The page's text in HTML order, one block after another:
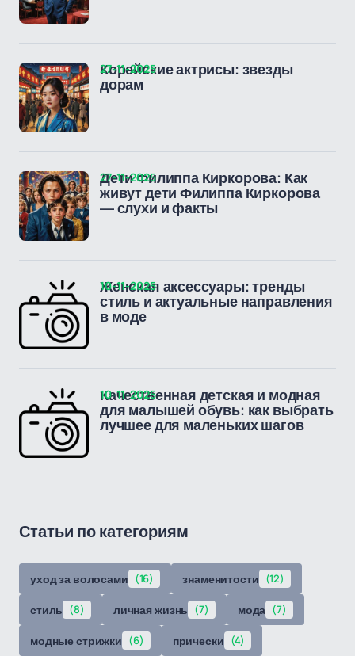
Корейские актрисы: звезды
дорам
27-11-2025
Дети Филиппа Киркорова: Как
живут дети Филиппа Киркорова
— слухи и факты
27-11-2025
Женская аксессуары: тренды
стиль и актуальные направления
в моде
10-11-2025
Качественная детская и модная
для малышей обувь: как выбрать
лучшее для маленьких шагов
10-11-2025
Статьи по категориям
уход за волосами (16) знаменитости (12)
стиль (8) личная жизнь (7) мода (7)
модные стрижки (6) прически (4)